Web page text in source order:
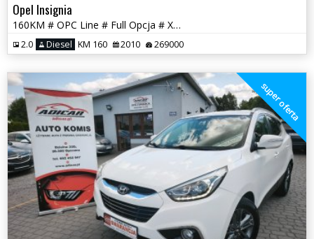
Opel Insignia
160KM # OPC Line # Full Opcja # Xenon # Navi # Piękna! # GWARANCJA !!!
2.0 Diesel KM 160 2010 269000
super oferta